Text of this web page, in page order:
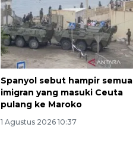
Spanyol sebut hampir semua
imigran yang masuki Ceuta
pulang ke Maroko
1 Agustus 2026 10:37